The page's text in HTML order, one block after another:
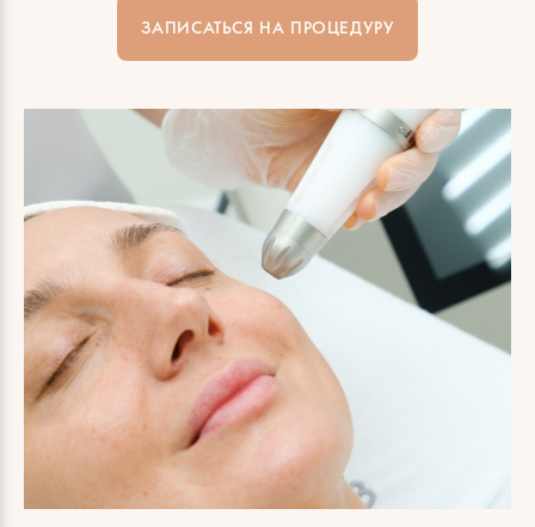
Доставка и оплата
Инъекционная косметология
Эcтетическая косметология
Мужская косметология
ЗАПИСАТЬСЯ НА ПРОЦЕДУРУ